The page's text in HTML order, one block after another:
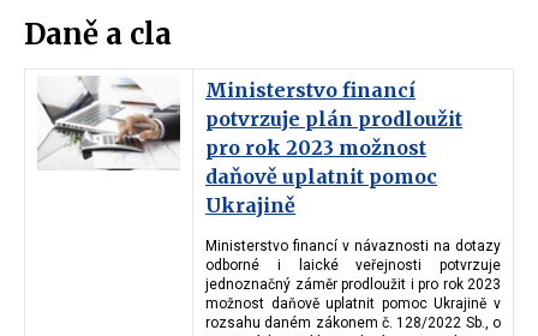
Daně a cla
Ministerstvo financí
potvrzuje plán prodloužit
pro rok 2023 možnost
daňově uplatnit pomoc
Ukrajině
Ministerstvo financí v návaznosti na dotazy
odborné i laické veřejnosti potvrzuje
jednoznačný záměr prodloužit i pro rok 2023
možnost daňově uplatnit pomoc Ukrajině v
rozsahu daném zákonem č. 128/2022 Sb., o